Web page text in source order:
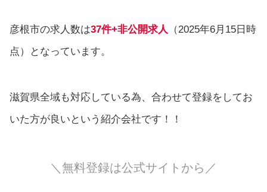
彦根市の求人数は37件+非公開求人
（2025年6月15日時
点）となっています。
滋賀県全域も対応している為、合わせて登録をしてお
いた方が良いという紹介会社です！！
＼無料登録は公式サイトから／